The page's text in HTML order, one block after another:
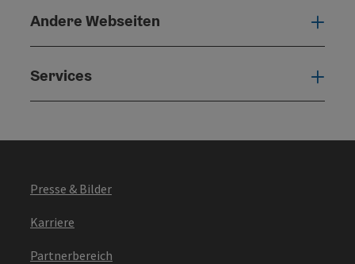
Andere Webseiten
Services
Presse & Bilder
Karriere
Partnerbereich